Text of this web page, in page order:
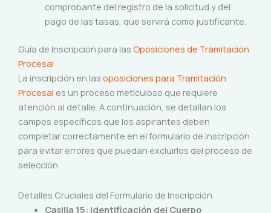
comprobante del registro de la solicitud y del
pago de las tasas, que servirá como justificante.
Guía de Inscripción para las Oposiciones de Tramitación
Procesal
La inscripción en las oposiciones para Tramitación
Procesal es un proceso meticuloso que requiere
atención al detalle. A continuación, se detallan los
campos específicos que los aspirantes deben
completar correctamente en el formulario de inscripción
para evitar errores que puedan excluirlos del proceso de
selección.
Detalles Cruciales del Formulario de Inscripción
Casilla 15: Identificación del Cuerpo